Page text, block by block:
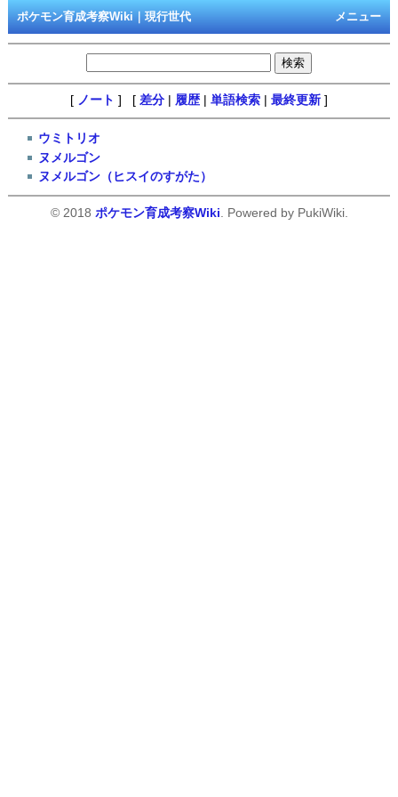
メニュー
ポケモン育成考察Wiki｜現行世代
[ ノート ] [ 差分 履歴 単語検索 最終更新 ]
ウミトリオ
ヌメルゴン
ヌメルゴン（ヒスイのすがた）
© 2018 ポケモン育成考察Wiki . Powered by PukiWiki.